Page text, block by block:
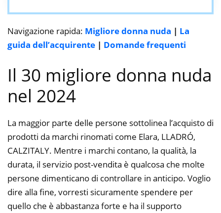
Navigazione rapida: Migliore donna nuda | La
guida dell’acquirente | Domande frequenti
Il 30 migliore donna nuda
nel 2024
La maggior parte delle persone sottolinea l’acquisto di
prodotti da marchi rinomati come Elara, LLADRÓ,
CALZITALY. Mentre i marchi contano, la qualità, la
durata, il servizio post-vendita è qualcosa che molte
persone dimenticano di controllare in anticipo. Voglio
dire alla fine, vorresti sicuramente spendere per
quello che è abbastanza forte e ha il supporto